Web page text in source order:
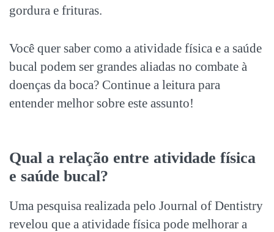
gordura e frituras.
Você quer saber como a atividade física e a saúde
bucal podem ser grandes aliadas no combate à
doenças da boca? Continue a leitura para
entender melhor sobre este assunto!
Qual a relação entre atividade física
e saúde bucal?
Uma pesquisa realizada pelo Journal of Dentistry
revelou que a atividade física pode melhorar a